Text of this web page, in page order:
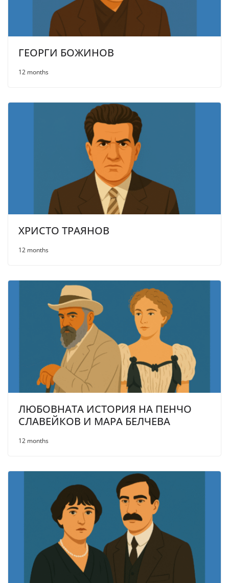
ГЕОРГИ БОЖИНОВ
12 months
ХРИСТО ТРАЯНОВ
12 months
ЛЮБОВНАТА ИСТОРИЯ НА ПЕНЧО
СЛАВЕЙКОВ И МАРА БЕЛЧЕВА
12 months